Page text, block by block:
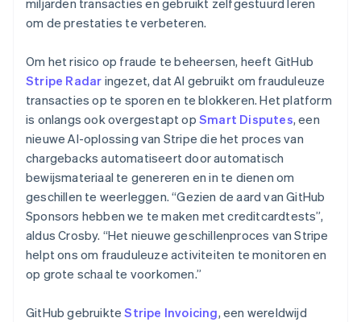
om de prestaties te verbeteren.
Om het risico op fraude te beheersen, heeft GitHub
Stripe Radar ingezet, dat AI gebruikt om frauduleuze
transacties op te sporen en te blokkeren. Het platform
is onlangs ook overgestapt op Smart Disputes, een
nieuwe AI-oplossing van Stripe die het proces van
chargebacks automatiseert door automatisch
bewijsmateriaal te genereren en in te dienen om
geschillen te weerleggen. “Gezien de aard van GitHub
Sponsors hebben we te maken met creditcardtests”,
aldus Crosby. “Het nieuwe geschillenproces van Stripe
helpt ons om frauduleuze activiteiten te monitoren en
op grote schaal te voorkomen.”
GitHub gebruikteStripe Invoicing, een wereldwijd